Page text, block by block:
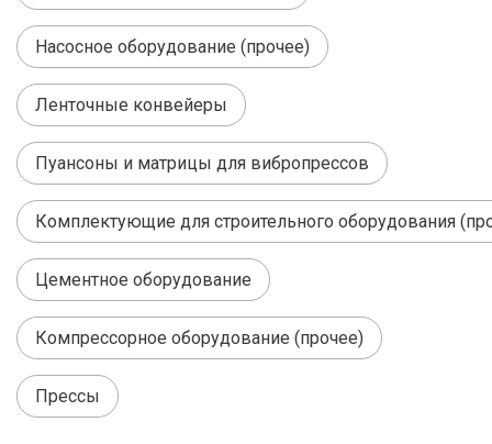
Насосное оборудование (прочее)
Ленточные конвейеры
Пуансоны и матрицы для вибропрессов
Комплектующие для строительного оборудования
Цементное оборудование
Компрессорное оборудование (прочее)
Прессы